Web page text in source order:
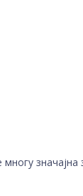
значајна